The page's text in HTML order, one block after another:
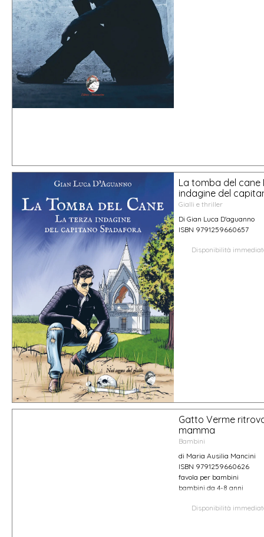
La tomba del cane
indagine del
Gialli e thriller
Di Gian Luca D'aguanno
ISBN 9791259660657
Disponibilità
Gatto Verme
mamma
Bambini
di Maria Ausilia Mancini
ISBN 9791259660626
favola per bambini
bambini da 4-8 anni
Disponibilità